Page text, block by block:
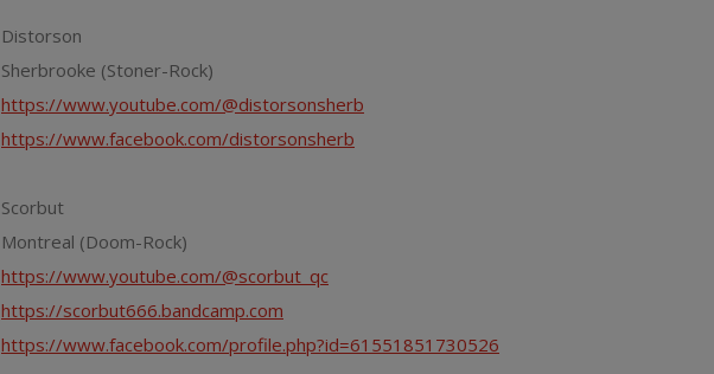
Distorson
Sherbrooke (Stoner-Rock)
https://www.youtube.com/@distorsonsherb
https://www.facebook.com/distorsonsherb
Scorbut
Montreal (Doom-Rock)
https://www.youtube.com/@scorbut_qc
https://scorbut666.bandcamp.com
https://www.facebook.com/profile.php?id=61551851730526